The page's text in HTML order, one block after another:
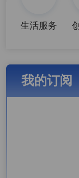
生活服务
我的订阅